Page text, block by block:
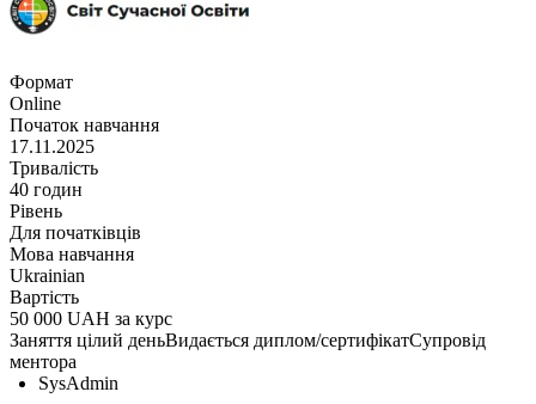
Формат
Online
Початок навчання
17.11.2025
Тривалість
40 годин
Рівень
Для початківців
Мова навчання
Ukrainian
Вартість
50 000 UAH за курс
Заняття цілий деньВидається диплом/сертифікатСупровід
ментора
SysAdmin